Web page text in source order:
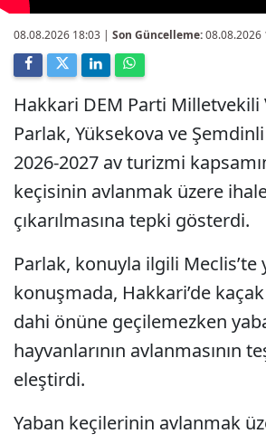
08.08.2026 18:03 | Son Güncelleme:08.08.2026
Hakkari DEM Parti Milletvekili
Parlak, Yüksekova ve
2026-2027 av turizmi
keçisinin avlanmak üzere
çıkarılmasına tepki gösterdi.
Parlak, konuyla ilgili Meclis’te
konuşmada, Hakkari’de
dahi önüne geçilemezken
hayvanlarının avlanmasının
eleştirdi.
Yaban keçilerinin avlanmak